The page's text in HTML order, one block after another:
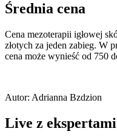
Średnia cena
Cena mezoterapii igłowej
złotych za jeden zabieg. W
cena może wynieść od 750
Autor: Adrianna Bzdzion
Live z ekspertami